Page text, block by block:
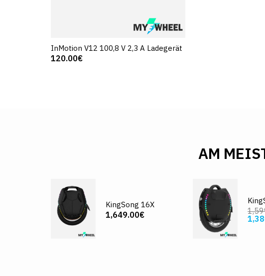
InMotion V12 100,8 V 2,3 A Ladegerät
120.00€
AM
KingSong 16X
1,649.00€